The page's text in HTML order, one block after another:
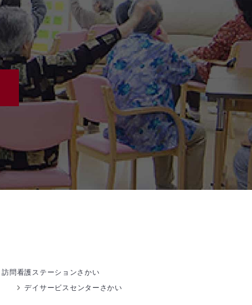
訪問看護ステーションさかい
デイサービスセンターさかい